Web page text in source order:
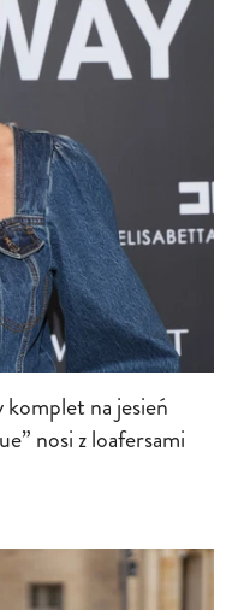
komplet na jesień
nosi z loafersami